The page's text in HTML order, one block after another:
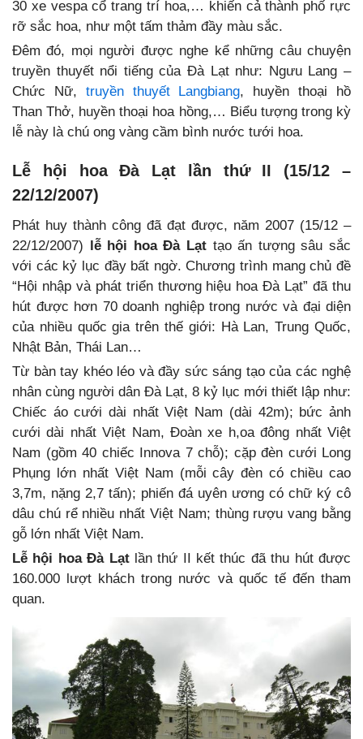
30 xe vespa cổ trang trí hoa,… khiến cả thành phố rực
rỡ sắc hoa, như một tấm thảm đầy màu sắc.
Đêm đó, mọi người được nghe kể những câu chuyện
truyền thuyết nổi tiếng của Đà Lạt như: Ngưu Lang –
Chức Nữ, truyền thuyết Langbiang, huyền thoại hồ
Than Thở, huyền thoại hoa hồng,… Biểu tượng trong kỳ
lễ này là chú ong vàng cầm bình nước tưới hoa.
Lễ hội hoa Đà Lạt lần thứ II (15/12 –
22/12/2007)
Phát huy thành công đã đạt được, năm 2007 (15/12 –
22/12/2007) lễ hội hoa Đà Lạt tạo ấn tượng sâu sắc
với các kỷ lục đầy bất ngờ. Chương trình mang chủ đề
“Hội nhập và phát triển thương hiệu hoa Đà Lạt” đã thu
hút được hơn 70 doanh nghiệp trong nước và đại diện
của nhiều quốc gia trên thế giới: Hà Lan, Trung Quốc,
Nhật Bản, Thái Lan…
Từ bàn tay khéo léo và đầy sức sáng tạo của các nghệ
nhân cùng người dân Đà Lạt, 8 kỷ lục mới thiết lập như:
Chiếc áo cưới dài nhất Việt Nam (dài 42m); bức ảnh
cưới dài nhất Việt Nam, Đoàn xe h,oa đông nhất Việt
Nam (gồm 40 chiếc Innova 7 chỗ); cặp đèn cưới Long
Phụng lớn nhất Việt Nam (mỗi cây đèn có chiều cao
3,7m, nặng 2,7 tấn); phiến đá uyên ương có chữ ký cô
dâu chú rể nhiều nhất Việt Nam; thùng rượu vang bằng
gỗ lớn nhất Việt Nam.
Lễ hội hoa Đà Lạtlần thứ II kết thúc đã thu hút được
160.000 lượt khách trong nước và quốc tế đến tham
quan.